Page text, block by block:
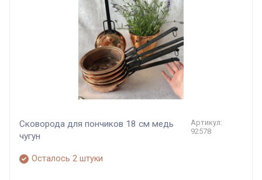
Сковорода для пончиков 18 см медь
чугун
Артикул:
92578
Осталось 2 штуки